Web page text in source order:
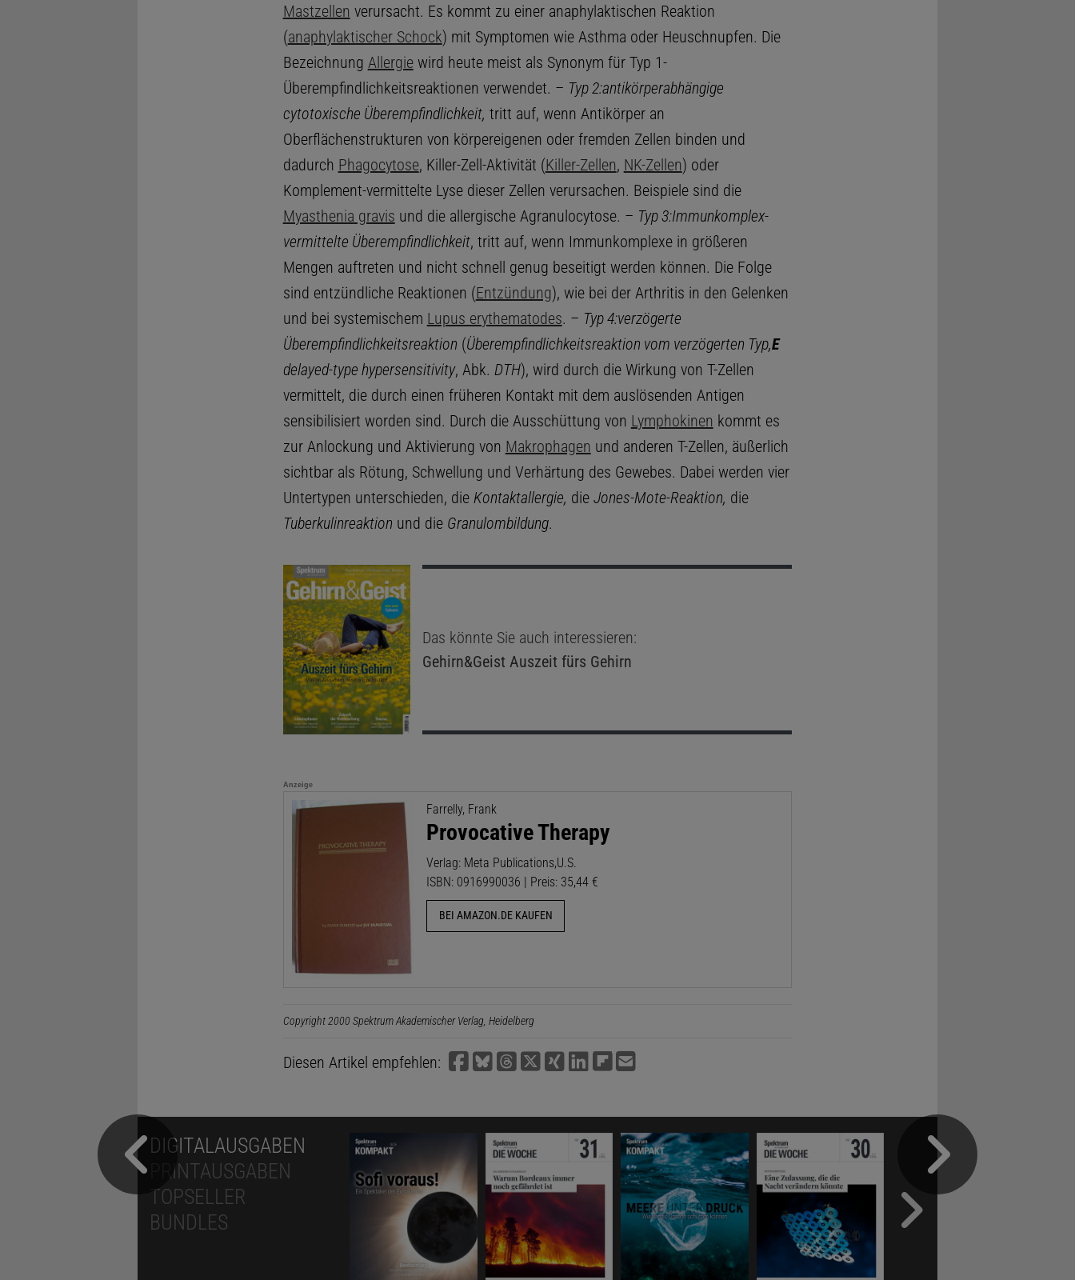
Mastzellen verursacht. Es kommt zu einer anaphylaktischen Reaktion
(anaphylaktischer Schock) mit Symptomen wie Asthma oder Heuschnupfen. Die
Bezeichnung Allergiewird heute meist als Synonym für Typ 1-
Überempfindlichkeitsreaktionen verwendet. – Typ 2:antikörperabhängige
cytotoxische Überempfindlichkeit, tritt auf, wenn Antikörper an
Oberflächenstrukturen von körpereigenen oder fremden Zellen binden und
dadurch Phagocytose, Killer-Zell-Aktivität (Killer-Zellen, NK-Zellen) oder
Komplement-vermittelte Lyse dieser Zellen verursachen. Beispiele sind die
Myasthenia gravis und die allergische Agranulocytose. – Typ 3:Immunkomplex-
vermittelte Überempfindlichkeit, tritt auf, wenn Immunkomplexe in größeren
Mengen auftreten und nicht schnell genug beseitigt werden können. Die Folge
sind entzündliche Reaktionen (Entzündung), wie bei der Arthritis in den Gelenken
und bei systemischem Lupus erythematodes. – Typ 4:verzögerte
Überempfindlichkeitsreaktion (Überempfindlichkeitsreaktion vom verzögerten Typ,E
delayed-type hypersensitivity, Abk. DTH), wird durch die Wirkung von T-Zellen
vermittelt, die durch einen früheren Kontakt mit dem auslösenden Antigen
sensibilisiert worden sind. Durch die Ausschüttung von Lymphokinen kommt es
zur Anlockung und Aktivierung von Makrophagen und anderen T-Zellen, äußerlich
sichtbar als Rötung, Schwellung und Verhärtung des Gewebes. Dabei werden vier
Untertypen unterschieden, die Kontaktallergie, die Jones-Mote-Reaktion, die
Tuberkulinreaktion und die Granulombildung.
Das könnte Sie auch interessieren:
Gehirn&Geist Auszeit fürs Gehirn
Anzeige
Farrelly, Frank
Provocative Therapy
Verlag: Meta Publications,U.S.
ISBN: 0916990036 | Preis: 35,44 €
BEI AMAZON.DE KAUFEN
Copyright 2000 Spektrum Akademischer Verlag, Heidelberg
Diesen Artikel empfehlen:
DIGITALAUSGABEN
PRINTAUSGABEN
TOPSELLER
BUNDLES